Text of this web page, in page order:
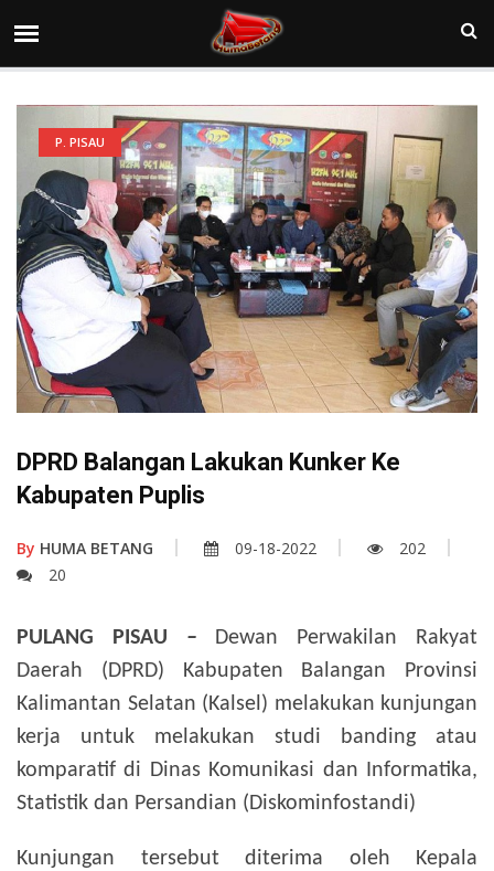
P. PISAU
DPRD Balangan Lakukan Kunker Ke
Kabupaten Puplis
By HUMA BETANG 09-18-2022
202
20
PULANG PISAU –
Dewan Perwakilan Rakyat
Daerah (DPRD) Kabupaten Balangan Provinsi
Kalimantan Selatan (Kalsel) melakukan kunjungan
kerja untuk melakukan studi banding atau
komparatif di Dinas Komunikasi dan Informatika,
Statistik dan Persandian (Diskominfostandi)
Kunjungan tersebut diterima oleh Kepala